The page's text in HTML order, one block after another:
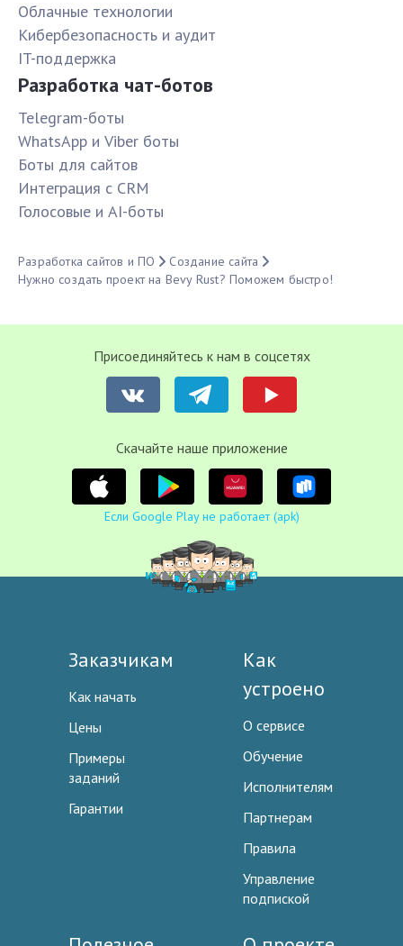
Облачные технологии
Кибербезопасность и аудит
IT-поддержка
Разработка чат-ботов
Telegram-боты
WhatsApp и Viber боты
Боты для сайтов
Интеграция с CRM
Голосовые и AI-боты
Разработка сайтов и ПО
Создание сайта
Нужно создать проект на Bevy Rust? Поможем быстро!
Присоединяйтесь к нам в соцсетях
Cкачайте наше приложение
Если Google Play не работает (apk)
Заказчикам
Как начать
Цены
Примеры
заданий
Гарантии
Как
устроено
О сервисе
Обучение
Исполнителям
Партнерам
Правила
Управление
подпиской